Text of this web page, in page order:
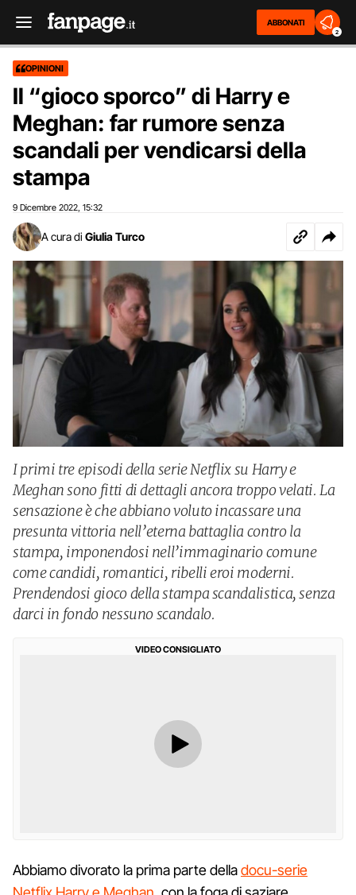
ABBONATI
2
OPINIONI
Il “gioco sporco” di Harry e
Meghan: far rumore senza
scandali per vendicarsi della
stampa
9 Dicembre 2022 15:32
A cura di Giulia Turco
I primi tre episodi della serie Netflix su Harry e
Meghan sono fitti di dettagli ancora troppo velati. La
sensazione è che abbiano voluto incassare una
presunta vittoria nell’eterna battaglia contro la
stampa, imponendosi nell’immaginario comune
come candidi, romantici, ribelli eroi moderni.
Prendendosi gioco della stampa scandalistica, senza
darci in fondo nessuno scandalo.
VIDEO CONSIGLIATO
Abbiamo divorato la prima parte delladocu-serie